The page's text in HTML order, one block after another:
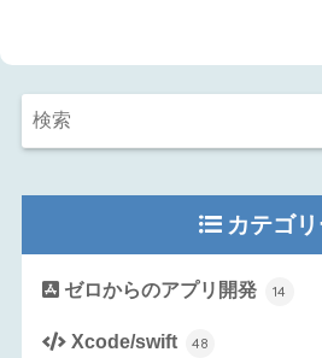
カテゴ
ゼロからのアプリ開発 14
Xcode/swift 48